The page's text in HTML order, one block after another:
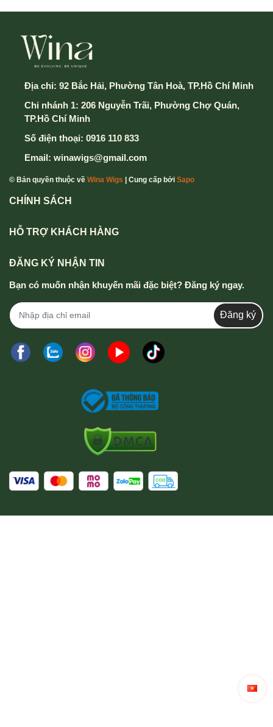
Địa chỉ: 92 Bắc Hải, Phường Tân Hoà, TP.Hồ Chí Minh
Chi nhánh 1: 206 Nguyễn Trãi, Phường Chợ Quán,
TP.Hồ Chí Minh
Số điện thoại: 0916 110 833
Email: winawigs@gmail.com
© Bản quyền thuộc về Wina Wigs | Cung cấp bởi Sapo
CHÍNH SÁCH
HỖ TRỢ KHÁCH HÀNG
ĐĂNG KÝ NHẬN TIN
Bạn có muốn nhận khuyến mãi đặc biệt? Đăng ký ngay.
Đăng ký